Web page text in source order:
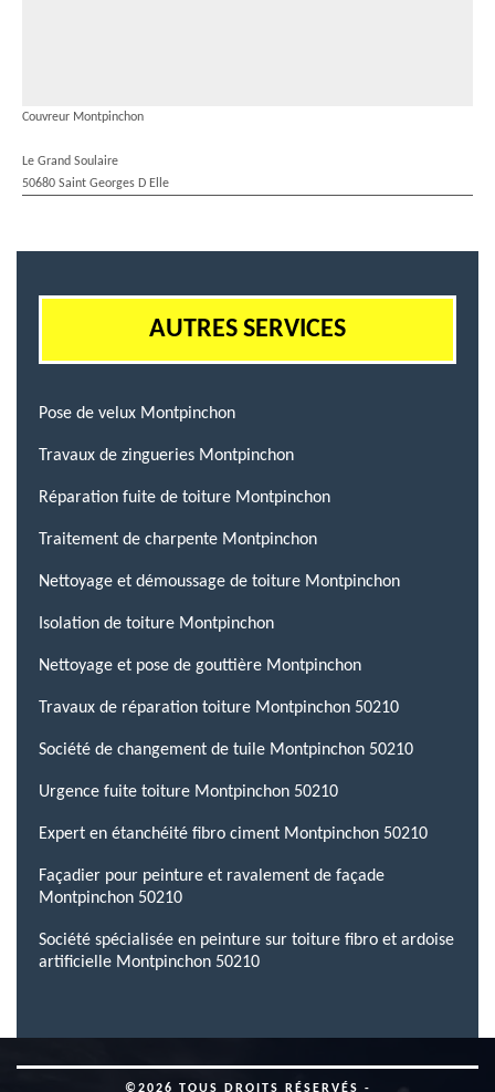
Couvreur Montpinchon
Le Grand Soulaire
50680 Saint Georges D Elle
AUTRES SERVICES
Pose de velux Montpinchon
Travaux de zingueries Montpinchon
Réparation fuite de toiture Montpinchon
Traitement de charpente Montpinchon
Nettoyage et démoussage de toiture Montpinchon
Isolation de toiture Montpinchon
Nettoyage et pose de gouttière Montpinchon
Travaux de réparation toiture Montpinchon 50210
Société de changement de tuile Montpinchon 50210
Urgence fuite toiture Montpinchon 50210
Expert en étanchéité fibro ciment Montpinchon 50210
Façadier pour peinture et ravalement de façade
Montpinchon 50210
Société spécialisée en peinture sur toiture fibro et ardoise
artificielle Montpinchon 50210
©2026 TOUS DROITS RÉSERVÉS -